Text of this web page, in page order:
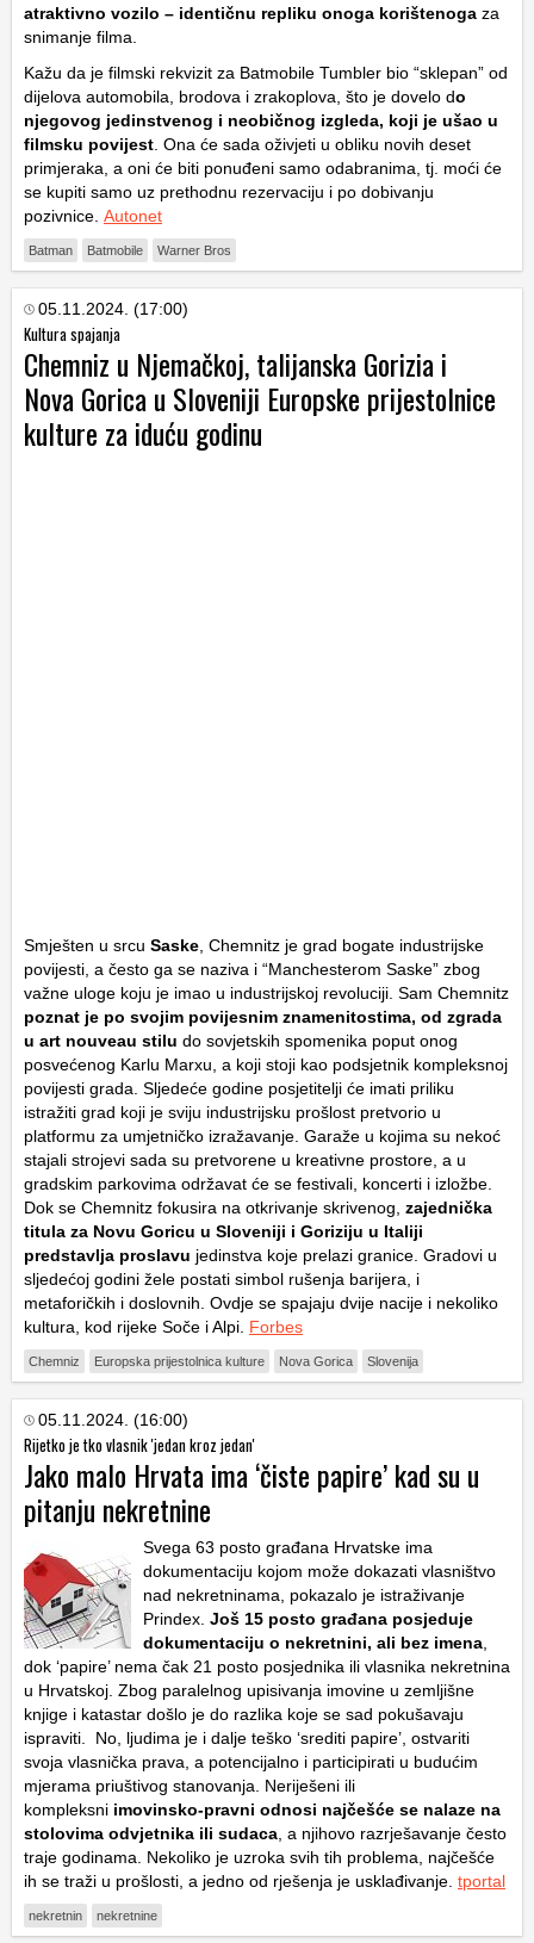
atraktivno vozilo – identičnu repliku onoga korištenoga za
snimanje filma.
Kažu da je filmski rekvizit za Batmobile Tumbler bio “sklepan” od
dijelova automobila, brodova i zrakoplova, što je dovelo do
njegovog jedinstvenog i neobičnog izgleda, koji je ušao u
filmsku povijest . Ona će sada oživjeti u obliku novih deset
primjeraka, a oni će biti ponuđeni samo odabranima, tj. moći će
se kupiti samo uz prethodnu rezervaciju i po dobivanju
pozivnice. Autonet
Batman Batmobile Warner Bros
05.11.2024. (17:00)
Kultura spajanja
Chemniz u Njemačkoj, talijanska Gorizia i
Nova Gorica u Sloveniji Europske prijestolnice
kulture za iduću godinu
Smješten u srcu Saske , Chemnitz je grad bogate industrijske
povijesti, a često ga se naziva i “Manchesterom Saske” zbog
važne uloge koju je imao u industrijskoj revoluciji. Sam Chemnitz
poznat je po svojim povijesnim znamenitostima, od zgrada
u art nouveau stilu do sovjetskih spomenika poput onog
posvećenog Karlu Marxu, a koji stoji kao podsjetnik kompleksnoj
povijesti grada. Sljedeće godine posjetitelji će imati priliku
istražiti grad koji je sviju industrijsku prošlost pretvorio u
platformu za umjetničko izražavanje. Garaže u kojima su nekoć
stajali strojevi sada su pretvorene u kreativne prostore, a u
gradskim parkovima održavat će se festivali, koncerti i izložbe.
Dok se Chemnitz fokusira na otkrivanje skrivenog, zajednička
titula za Novu Goricu u Sloveniji i Goriziju u Italiji
predstavlja proslavu jedinstva koje prelazi granice. Gradovi u
sljedećoj godini žele postati simbol rušenja barijera, i
metaforičkih i doslovnih. Ovdje se spajaju dvije nacije i nekoliko
kultura, kod rijeke Soče i Alpi. Forbes
Chemniz Europska prijestolnica kulture Nova Gorica Slovenija
05.11.2024. (16:00)
Rijetko je tko vlasnik 'jedan kroz jedan'
Jako malo Hrvata ima ‘čiste papire’ kad su u
pitanju nekretnine
Svega 63 posto građana Hrvatske ima
dokumentaciju kojom može dokazati vlasništvo
nad nekretninama, pokazalo je istraživanje
Prindex. Još 15 posto građana posjeduje
dokumentaciju o nekretnini, ali bez imena
dok ‘papire’ nema čak 21 posto posjednika ili vlasnika nekretnina
u Hrvatskoj. Zbog paralelnog upisivanja imovine u zemljišne
knjige i katastar došlo je do razlika koje se sad pokušavaju
ispraviti. No, ljudima je i dalje teško ‘srediti papire’, ostvariti
svoja vlasnička prava, a potencijalno i participirati u budućim
mjerama priuštivog stanovanja. Neriješeni ili
kompleksni imovinsko-pravni odnosi najčešće se nalaze na
stolovima odvjetnika ili sudaca , a njihovo razrješavanje često
traje godinama. Nekoliko je uzroka svih tih problema, najčešće
ih se traži u prošlosti, a jedno od rješenja je usklađivanje. tportal
nekretnin nekretnine